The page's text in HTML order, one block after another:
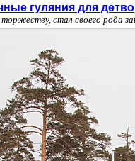
гуляния для
стал своего рода